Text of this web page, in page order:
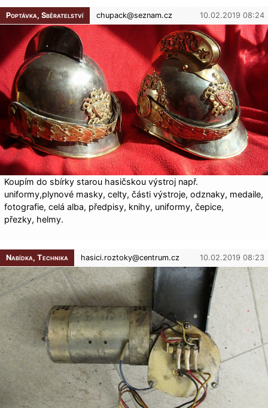
Poptávka, Sběratelství chupack@seznam.cz 10.02.2019 08:24
Koupím do sbírky starou hasičskou výstroj např.
uniformy,plynové masky, celty, části výstroje, odznaky, medaile,
fotografie, celá alba, předpisy, knihy, uniformy, čepice,
přezky, helmy.
Nabídka, Technika hasici.roztoky@centrum.cz 10.02.2019 08:23